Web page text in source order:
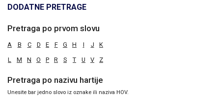
DODATNE PRETRAGE
Pretraga po prvom slovu
A B C D E F G H I J K
L M N O P R S T U V Z
Pretraga po nazivu hartije
Unesite bar jedno slovo iz oznake ili naziva HOV.